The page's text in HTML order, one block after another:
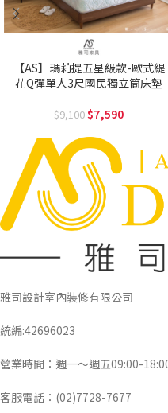
【AS】瑪莉提五星級款-歐式緹
花Q彈單人3尺國民獨立筒床墊
9,100 7,590
雅司設計室內裝修有限公司
統編:42696023
營業時間：週一～週五09:00-
客服電話：(02)7728-7677